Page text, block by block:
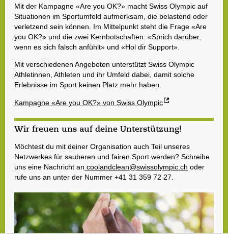
Mit der Kampagne «Are you OK?» macht Swiss Olympic auf
Situationen im Sportumfeld aufmerksam, die belastend oder
verletzend sein können. Im Mittelpunkt steht die Frage «Are
you OK?» und die zwei Kernbotschaften: «Sprich darüber,
wenn es sich falsch anfühlt» und «Hol dir Support».
Mit verschiedenen Angeboten unterstützt Swiss Olympic
Athletinnen, Athleten und ihr Umfeld dabei, damit solche
Erlebnisse im Sport keinen Platz mehr haben.
Kampagne «Are you OK?» von Swiss Olympic
Wir freuen uns auf deine Unterstützung!
Möchtest du mit deiner Organisation auch Teil unseres
Netzwerkes für sauberen und fairen Sport werden? Schreibe
uns eine Nachricht an coolandclean@swissolympic.ch oder
rufe uns an unter der Nummer +41 31 359 72 27.